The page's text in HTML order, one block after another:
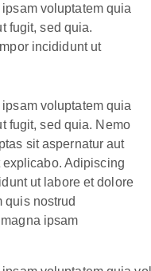
voluptatem quia
fugit, sed quia.
incididunt ut
voluptatem quia
fugit, sed quia. Nemo
sit aspernatur aut
Adipiscing
ut labore et dolore
quis nostrud
ipsam